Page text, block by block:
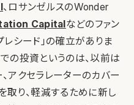
、ロサンゼルスのWonder
Capitalなどのファン
レシード」の確立がありま
の投資というのは、以前は
アクセラレーターのカバー
取り、軽減するために新し